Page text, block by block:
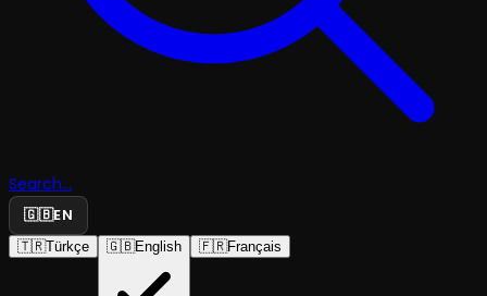
Search...
🇬🇧EN
🇹🇷Türkçe 🇬🇧English 🇫🇷Français